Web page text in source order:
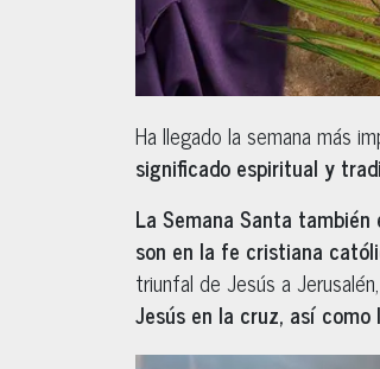
Ha llegado la semana más
significado espiritual y
La Semana Santa
son en la fe cristiana
triunfal de Jesús a
Jesús en la cruz, así